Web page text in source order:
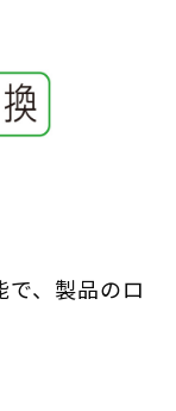
、製品のロ